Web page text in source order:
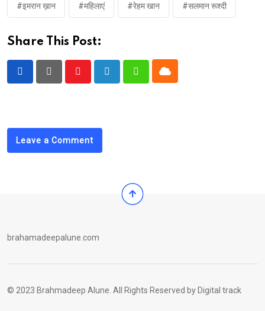
#इमरान ख़ान #महिलाएं #रेहम खान #सलमान रूश्दी
Share This Post:
WhatsappCloud
Leave a Comment
brahamadeepalune.com
© 2023 Brahmadeep Alune. All Rights Reserved by Digital track